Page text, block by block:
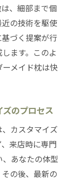
店での枕選
グサービ
時のチェ
たらす最適
テナンス方
ダーメイド
、細部まで個
の技術を駆使
づく提案が行
ます。このよ
メイド枕は快
のプロセス
カスタマイズ
来店時に専門
あなたの体型
の後、最新の